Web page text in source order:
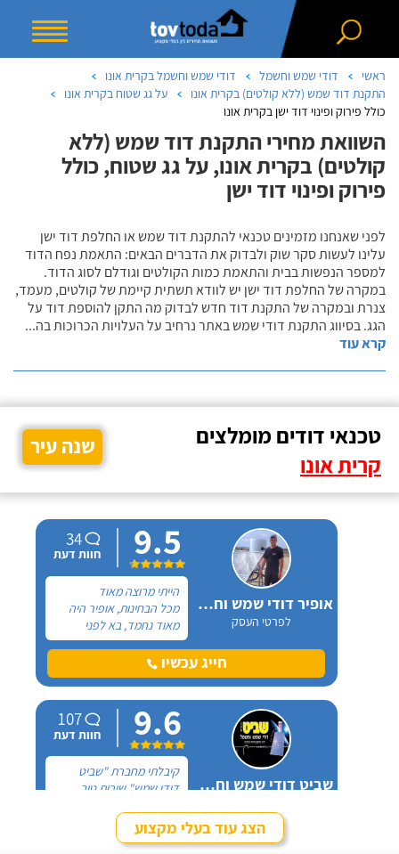
ראשי דודי שמש וחשמל
דודי שמש וחשמל בקרית אונו
התקנת דוד שמש (ללא קולטים) בקרית אונו
על גג שטוח בקרית אונו
כולל פירוק ופינוי דוד ישן בקרית אונו
השוואת מחירי התקנת דוד שמש (ללא
קולטים) בקרית אונו, על גג שטוח, כולל
פירוק ופינוי דוד ישן
לפני שאנחנו מזמינים טכנאי להתקנת דוד שמש או החלפת דוד ישן
עלינו לעשות סקר שוק ולבדוק את הדברים הבאים: התאמת נפח הדוד
למספר הנפשות בבית והתאמת כמות הקולטים וגודלם לסוג הדוד.
במקרה של החלפת דוד ישן יש לוודא תשתית קיימת של קולטים, מעמד,
צנרת ובמקרה של התקנת דוד חדש לבדוק מה התקן להוספת דוד על
הגג. בסיווג התקנת דודי שמש באתר נרחיב על העלויות הכרוכות בה...
קרא עוד
טכנאי דודים מומלצים
קרית אונו
שנה עיר
אופיר דודי שמש וחשמל
לפרטי העסק
9.5
34
חוות דעת
הייתי מרוצה מאוד
מכל הבחינות, אופיר היה
מאוד נחמד, בא לפני
לראות את המיקום של
ההתקנה, המחיר היה הוגן
מאוד. נתן מילה ועמד בה
מקצועית היה אמין מאוד,
הגיע בשעות שהיה לי נוח,
היה לארג' והשאיר נקי
ומסודר - מומלץ בחום!
חייג עכשיו
שביט דודי שמש וחשמל בע"מ
9.6
107
חוות דעת
קיבלתי מחברת "שביט
דודי שמש" שירות טוב,
אותם לא מזמן, כשהתפוצץ
לי הדוד שמש של הדירה.חייג עכשיו
הצג עוד בעלי מקצוע